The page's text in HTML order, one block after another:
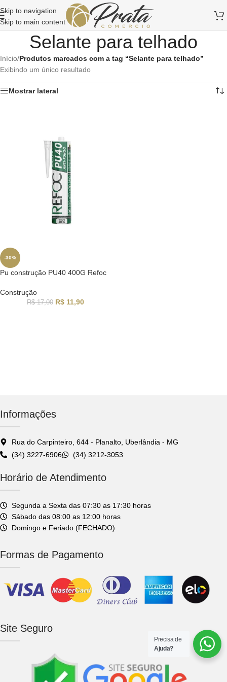
Skip to navigation
Skip to main content
Selante para telhado
Início/Produtos marcados com a tag “Selante para telhado”
Exibindo um único resultado
Mostrar lateral
-30%
Pu construção PU40 400G Refoc
Construção
R$17,00 R$ 11,90
Informações
Rua do Carpinteiro, 644 - Planalto, Uberlândia - MG
(34) 3227-6906
(34) 3212-3053
Horário de Atendimento
Segunda a Sexta das 07:30 as 17:30 horas
Sábado das 08:00 as 12:00 horas
Domingo e Feriado (FECHADO)
Formas de Pagamento
Site Seguro
Precisa de
Ajuda?